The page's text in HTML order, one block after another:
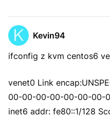
Kevin94
ifconfig z kvm centos6
venet0 Link
00-00-00-00-00-00-00-
inet6 addr: fe80::1/128